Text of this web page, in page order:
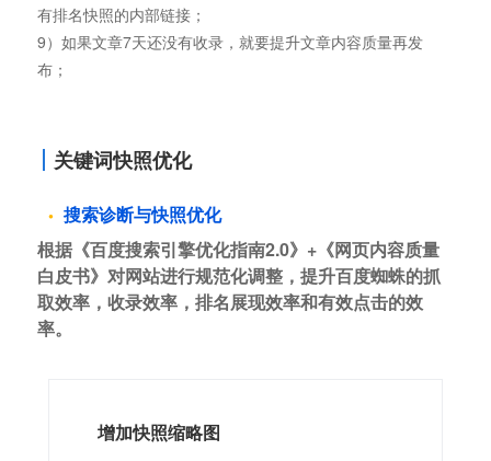
有排名快照的内部链接；
9）如果文章7天还没有收录，就要提升文章内容质量再发
布；
关键词快照优化
搜索诊断与快照优化
根据《百度搜索引擎优化指南2.0》+《网页内容质量
白皮书》对网站进行规范化调整，提升百度蜘蛛的抓
取效率，收录效率，排名展现效率和有效点击的效
率。
增加快照缩略图